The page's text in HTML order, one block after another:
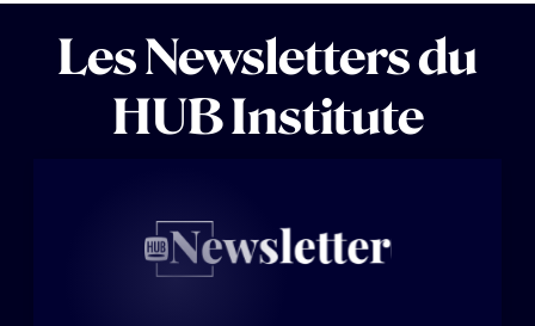
Les Newsletters du
HUB Institute